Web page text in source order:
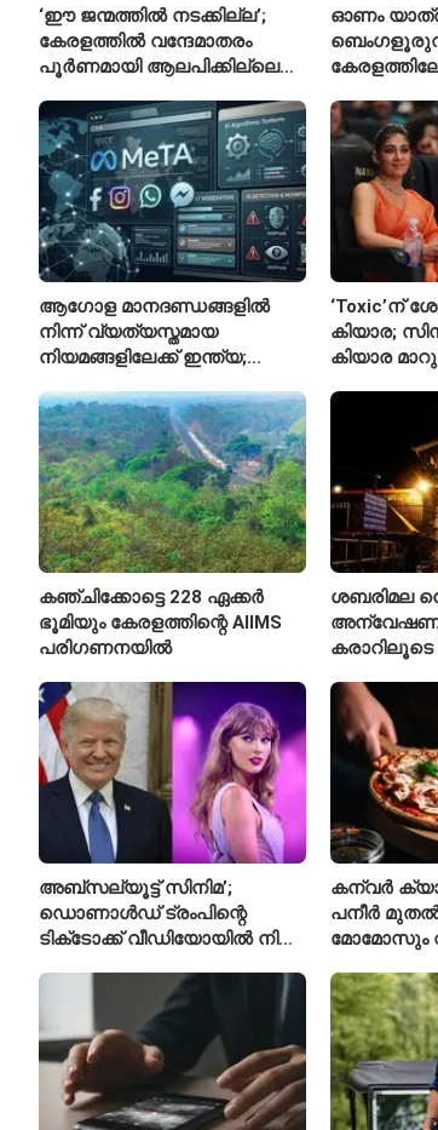
‘ഈ ജന്മത്തിൽ നടക്കില്ല’;
കേരളത്തിൽ വന്ദേമാതരം
പൂർണമായി ആലപിക്കില്ലെന്ന്
ഓണം
ആഗോള മാനദണ്ഡങ്ങളിൽ
നിന്ന് വ്യത്യസ്തമായ
നിയമങ്ങളിലേക്ക് ഇന്ത്യ;
സമ്മർദം
‘Toxic’ന്
കിയാര;
കിയാര
കഞ്ചിക്കോട്ടെ 228 ഏക്കർ
ഭൂമിയും കേരളത്തിന്റെ AIIMS
പരിഗണനയിൽ
ശബരിമല
കരാറിലൂടെ
അബ്സല്യൂട്ട് സിനിമ’;
ഡൊണാൾഡ് ട്രംപിന്റെ
ടിക്‌ടോക്ക് വീഡിയോയിൽ നിന്ന്
കന്വർ
പനീർ
മോമോസും